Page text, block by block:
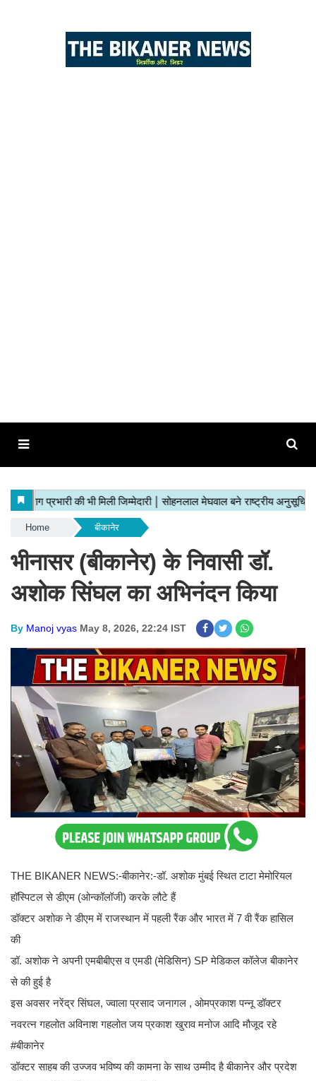
Home बीकानेर
भीनासर (बीकानेर) के निवासी डॉ.
अशोक सिंघल का अभिनंदन किया
By Manoj vyas May 8, 2026, 22:24 IST
THE BIKANER NEWS:-बीकानेर:-डॉ. अशोक मुंबई स्थित टाटा मेमोरियल
हॉस्पिटल से डीएम (ओन्कॉलॉजी) करके लौटे हैं
डॉक्टर अशोक ने डीएम में राजस्थान में पहली रैंक और भारत में 7 वी रैंक हासिल
की
डॉ. अशोक ने अपनी एमबीबीएस व एमडी (मेडिसिन) SP मेडिकल कॉलेज बीकानेर
से की हुई है
इस अवसर नरेंद्र सिंघल, ज्वाला प्रसाद जनागल , ओमप्रकाश पन्नू डॉक्टर
नवरत्न गहलोत अविनाश गहलोत जय प्रकाश खुराव मनोज आदि मौजूद रहे
#बीकानेर
डॉक्टर साहब की उज्जव भविष्य की कामना के साथ उम्मीद है बीकानेर और प्रदेश